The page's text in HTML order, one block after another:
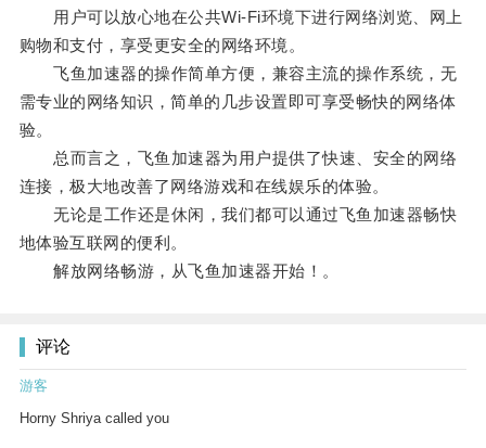
用户可以放心地在公共Wi-Fi环境下进行网络浏览、网上
购物和支付，享受更安全的网络环境。
飞鱼加速器的操作简单方便，兼容主流的操作系统，无
需专业的网络知识，简单的几步设置即可享受畅快的网络体
验。
总而言之，飞鱼加速器为用户提供了快速、安全的网络
连接，极大地改善了网络游戏和在线娱乐的体验。
无论是工作还是休闲，我们都可以通过飞鱼加速器畅快
地体验互联网的便利。
解放网络畅游，从飞鱼加速器开始！。
评论
游客
Horny Shriya called you